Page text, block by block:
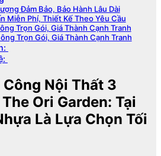
Đảm Bảo, Bảo Hành Lâu Dài
Miễn Phí, Thiết Kế Theo Yêu Cầu
Trọn Gói, Giá Thành Cạnh Tranh
Trọn Gói, Giá Thành Cạnh Tranh
Công Nội Thất 3
Ori Garden: Tại
Là Lựa Chọn Tối